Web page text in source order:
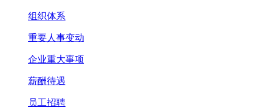
组织体系
重要人事变动
企业重大事项
薪酬待遇
员工招聘